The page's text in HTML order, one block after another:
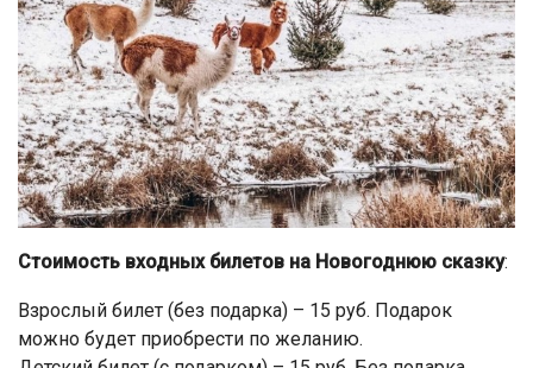
Стоимость входных билетов на Новогоднюю сказку:
Взрослый билет (без подарка) – 15 руб. Подарок
можно будет приобрести по желанию.